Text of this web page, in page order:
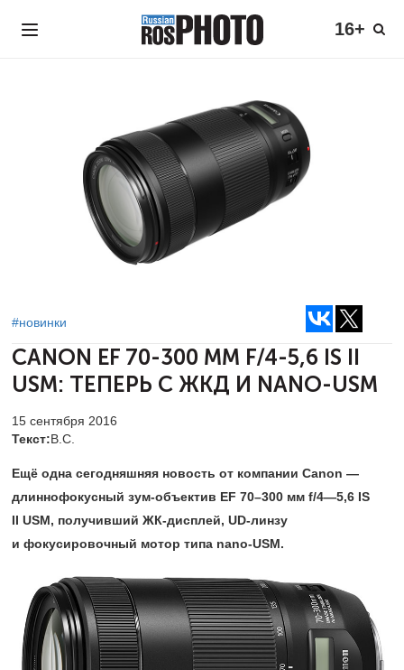
16+
#новинки
CANON EF 70-300 ММ F/4-5,6 IS II
USM: ТЕПЕРЬ С ЖКД И NANO-USM
15 сентября 2016
Текст:В.С.
Ещё одна сегодняшняя новость от компании Canon —
длиннофокусный зум-объектив EF 70–300 мм f/4—5,6 IS
II USM, получивший ЖК-дисплей, UD-линзу
и фокусировочный мотор типа nano-USM.